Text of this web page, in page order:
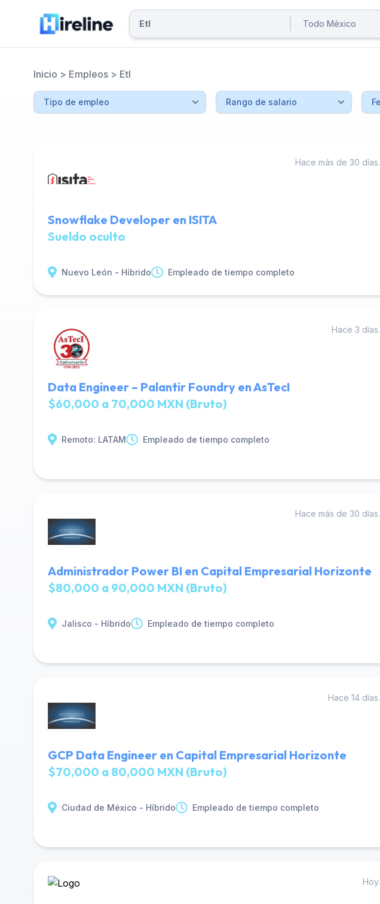
Inicio > Empleos > Etl
Hace más de 30 días.
Snowflake Developer en ISITA
Sueldo oculto
Nuevo León - Híbrido Empleado de tiempo completo
Hace 3 días.
Data Engineer – Palantir Foundry en AsTecI
$60,000 a 70,000 MXN (Bruto)
Remoto: LATAM Empleado de tiempo completo
Hace más de 30 días.
Administrador Power BI en Capital Empresarial Horizonte
$80,000 a 90,000 MXN (Bruto)
Jalisco - Híbrido Empleado de tiempo completo
Hace 14 días.
GCP Data Engineer en Capital Empresarial Horizonte
$70,000 a 80,000 MXN (Bruto)
Ciudad de México - Híbrido Empleado de tiempo completo
Hoy.